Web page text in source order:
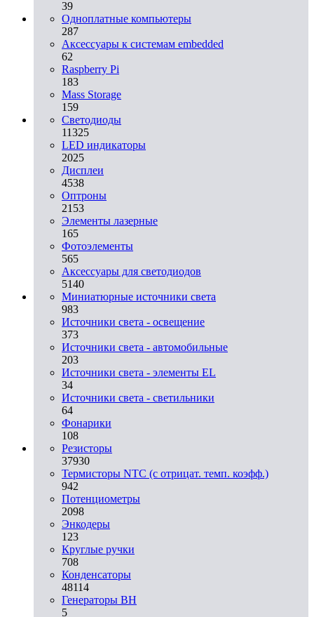
39
Одноплатные компьютеры
287
Аксессуары к системам embedded
62
Raspberry Pi
183
Mass Storage
159
Светодиоды
11325
LED индикаторы
2025
Дисплеи
4538
Оптроны
2153
Элементы лазерные
165
Фотоэлементы
565
Аксессуары для светодиодов
5140
Миниатюрные источники света
983
Источники света - освещение
373
Источники света - автомобильные
203
Источники света - элементы EL
34
Источники света - светильники
64
Фонарики
108
Резисторы
37930
Термисторы NTC (с отрицат. темп. коэфф.)
942
Потенциометры
2098
Энкодеры
123
Круглые ручки
708
Конденсаторы
48114
Генераторы ВН
5